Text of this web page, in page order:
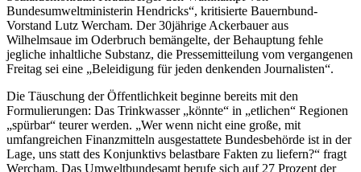
Bundesumweltministerin Hendricks“, kritisierte Bauernbund-
Vorstand Lutz Wercham. Der 30jährige Ackerbauer aus
Wilhelmsaue im Oderbruch bemängelte, der Behauptung fehle
jegliche inhaltliche Substanz, die Pressemitteilung vom vergangenen
Freitag sei eine „Beleidigung für jeden denkenden Journalisten“.
Die Täuschung der Öffentlichkeit beginne bereits mit den
Formulierungen: Das Trinkwasser „könnte“ in „etlichen“ Regionen
„spürbar“ teurer werden. „Wer wenn nicht eine große, mit
umfangreichen Finanzmitteln ausgestattete Bundesbehörde ist in der
Lage, uns statt des Konjunktivs belastbare Fakten zu liefern?“ fragt
Wercham. Das Umweltbundesamt berufe sich auf 27 Prozent der